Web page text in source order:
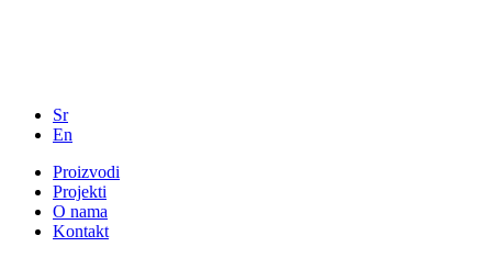
Sr
En
Proizvodi
Projekti
O nama
Kontakt